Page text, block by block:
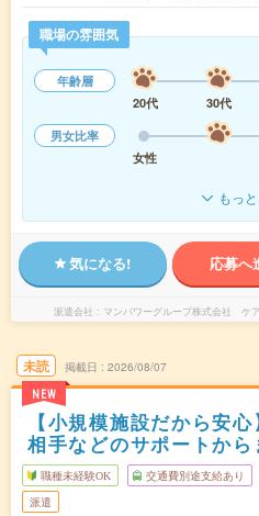
職場の雰囲気
年齢層
20代
30代
男女比率
女性
もっ
気になる! 応募へ
派遣会社 マンパワーグループ株式会社 ケ
未読
NEW
掲載日 2026/08/07
【小規模施設だから安
相手などのサポートから
職種未経験OK 交通費別途支給あり
派遣